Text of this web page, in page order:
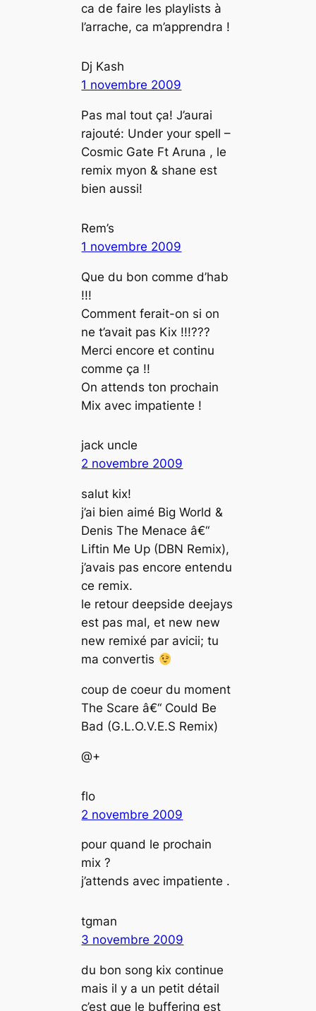
ca de faire les playlists à
l’arrache, ca m’apprendra !
Dj Kash
1 novembre 2009
Pas mal tout ça! J’aurai
rajouté: Under your spell –
Cosmic Gate Ft Aruna , le
remix myon & shane est
bien aussi!
Rem’s
1 novembre 2009
Que du bon comme d’hab
!!!
Comment ferait-on si on
ne t’avait pas Kix !!!???
Merci encore et continu
comme ça !!
On attends ton prochain
Mix avec impatiente !
jack uncle
2 novembre 2009
salut kix!
j’ai bien aimé Big World &
Denis The Menace â€“
Liftin Me Up (DBN Remix),
j’avais pas encore entendu
ce remix.
le retour deepside deejays
est pas mal, et new new
new remixé par avicii; tu
ma convertis
coup de coeur du moment
The Scare â€“ Could Be
Bad (G.L.O.V.E.S Remix)
@+
flo
2 novembre 2009
pour quand le prochain
mix ?
j’attends avec impatiente .
tgman
3 novembre 2009
du bon song kix continue
mais il y a un petit détail
c’est que le buffering est